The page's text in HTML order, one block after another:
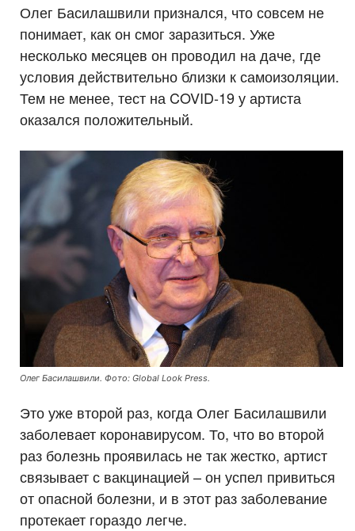
Олег Басилашвили признался, что совсем не
понимает, как он смог заразиться. Уже
несколько месяцев он проводил на даче, где
условия действительно близки к самоизоляции.
Тем не менее, тест на COVID-19 у артиста
оказался положительный.
Олег Басилашвили. Фото: Global Look Press.
Это уже второй раз, когда Олег Басилашвили
заболевает коронавирусом. То, что во второй
раз болезнь проявилась не так жестко, артист
связывает с вакцинацией – он успел привиться
от опасной болезни, и в этот раз заболевание
протекает гораздо легче.